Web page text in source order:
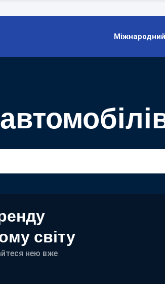
Міжнародний
світу
нею вже